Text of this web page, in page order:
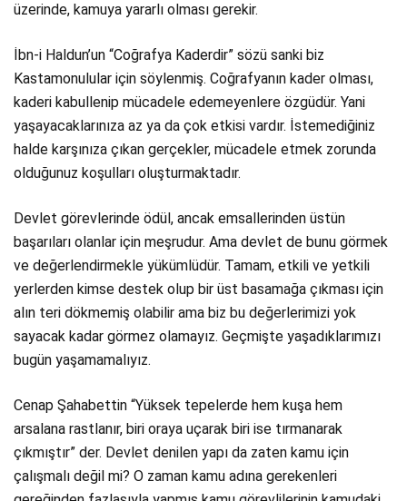
üzerinde, kamuya yararlı olması gerekir.
İbn-i Haldun’un “Coğrafya Kaderdir” sözü sanki biz
Kastamonulular için söylenmiş. Coğrafyanın kader olması,
kaderi kabullenip mücadele edemeyenlere özgüdür. Yani
yaşayacaklarınıza az ya da çok etkisi vardır. İstemediğiniz
halde karşınıza çıkan gerçekler, mücadele etmek zorunda
olduğunuz koşulları oluşturmaktadır.
Devlet görevlerinde ödül, ancak emsallerinden üstün
başarıları olanlar için meşrudur. Ama devlet de bunu görmek
ve değerlendirmekle yükümlüdür. Tamam, etkili ve yetkili
yerlerden kimse destek olup bir üst basamağa çıkması için
alın teri dökmemiş olabilir ama biz bu değerlerimizi yok
sayacak kadar görmez olamayız. Geçmişte yaşadıklarımızı
bugün yaşamamalıyız.
Cenap Şahabettin “Yüksek tepelerde hem kuşa hem
arsalana rastlanır, biri oraya uçarak biri ise tırmanarak
çıkmıştır” der. Devlet denilen yapı da zaten kamu için
çalışmalı değil mi? O zaman kamu adına gerekenleri